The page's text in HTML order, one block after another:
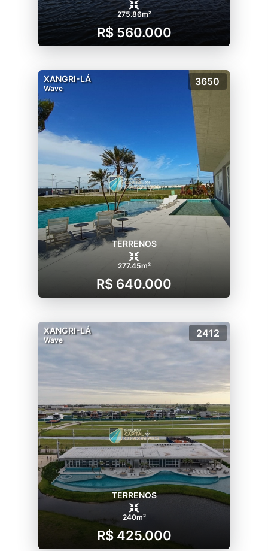
275.86m²
R$ 560.000
XANGRI-LÁ
Wave
3650
TERRENOS
277.45m²
R$ 640.000
XANGRI-LÁ
Wave
2412
TERRENOS
240m²
R$ 425.000